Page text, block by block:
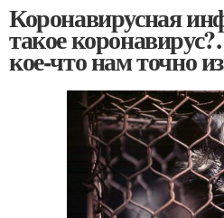
Коронавирусная
такое
кое-что нам точно